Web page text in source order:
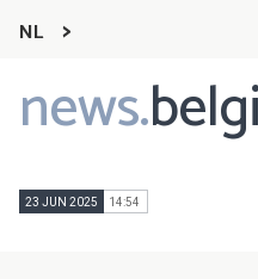
NL
news.
Main
navigation
23 JUN 2025 14:54